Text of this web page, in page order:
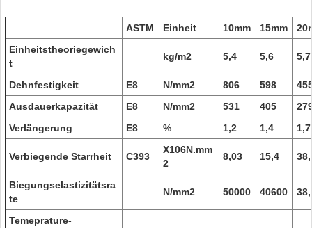
ASTM Einheit 10mm 15mm
Einheitstheoriegewich
t
kg/m2 5,4 5,6
Dehnfestigkeit E8 N/mm2 806 598
Ausdauerkapazität
E8 N/mm2 531 405
Verlängerung
E8 % 1,2 1,4 1,7
Verbiegende Starrheit C393
X106N.mm
2
8,03 15,4
Biegungselastizitätsra
te
N/mm2 50000 40600
Temeprature-